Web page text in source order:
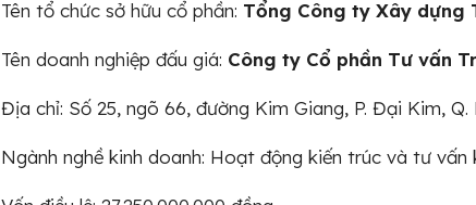
Tên tổ chức sở hữu cổ phần: Tổng Công ty Xây dựng
Tên doanh nghiệp đấu giá: Công ty Cổ phần Tư vấn
Địa chỉ: Số 25, ngõ 66, đường Kim Giang, P. Đại Kim,
Ngành nghề kinh doanh: Hoạt động kiến trúc và tư